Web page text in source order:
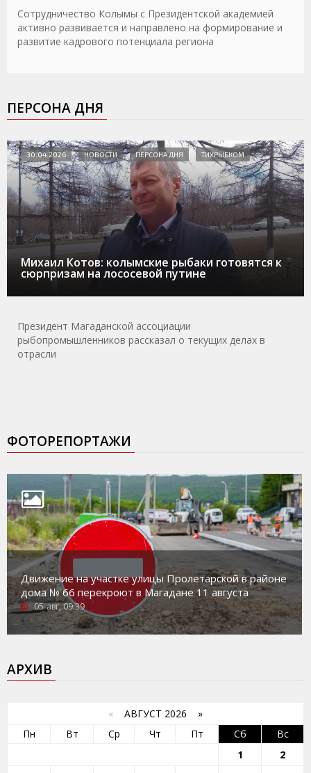
Сотрудничество Колымы с Президентской академией
активно развивается и направлено на формирование и
развитие кадрового потенциала региона
ПЕРСОНА ДНЯ
Михаил Котов: колымские рыбаки готовятся к
сюрпризам на лососевой путине
30.04.2026 НОВОСТИ ПЕРСОНА ДНЯ ТИХРЫБКОМ
Президент Магаданской ассоциации
рыбопромышленников рассказал о текущих делах в
отрасли
ФОТОРЕПОРТАЖИ
Движение на участке улицы Пролетарской в районе
дома № 66 перекроют в Магадане 11 августа
05-авг, 09:39
АРХИВ
« АВГУСТ 2026 »
Пн
Вт Ср Чт Пт Сб
Вс
1
2